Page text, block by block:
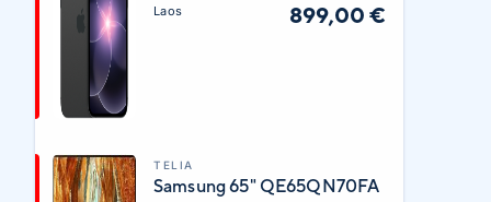
Laos 899,00 €
TELIA
Samsung 65" QE65QN70FA